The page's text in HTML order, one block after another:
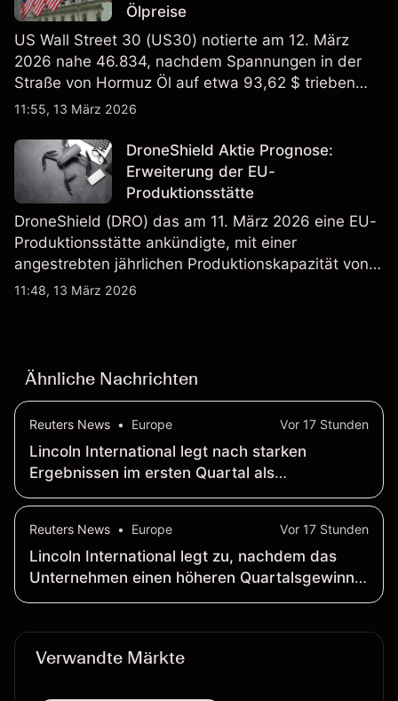
Ölpreise
US Wall Street 30 (US30) notierte am 12. März
2026 nahe 46.834, nachdem Spannungen in der
Straße von Hormuz Öl auf etwa 93,62 $ trieben
und die US-Arbeitslosigkeit auf 4,4% stieg. Die
verlässlicher Indikator für zukünftige Ergebnisse.
11:55, 13 März 2026
DroneShield Aktie Prognose:
Erweiterung der EU-
Produktionsstätte
DroneShield (DRO) das am 11. März 2026 eine EU-
Produktionsstätte ankündigte, mit einer
angestrebten jährlichen Produktionskapazität von
etwa 2,4 Mrd. AUD bis Ende 2026. Die
11:48, 13 März 2026
Ähnliche Nachrichten
Reuters News • Europe Vor 17 Stunden
Lincoln International legt nach starken
Ergebnissen im ersten Quartal als
börsennotiertes Unternehmen kräftig zu
Reuters News • Europe Vor 17 Stunden
Lincoln International legt zu, nachdem das
Unternehmen einen höheren Quartalsgewinn
vermeldet hat
Verwandte Märkte